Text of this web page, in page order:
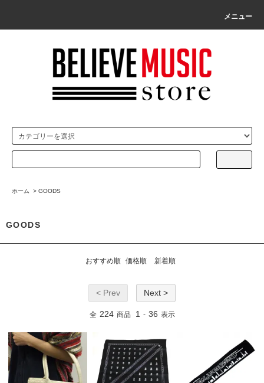
メニュー
ホーム > GOODS
GOODS
おすすめ順 価格順 新着順
< Prev Next >
全 224 商品 1 - 36 表示